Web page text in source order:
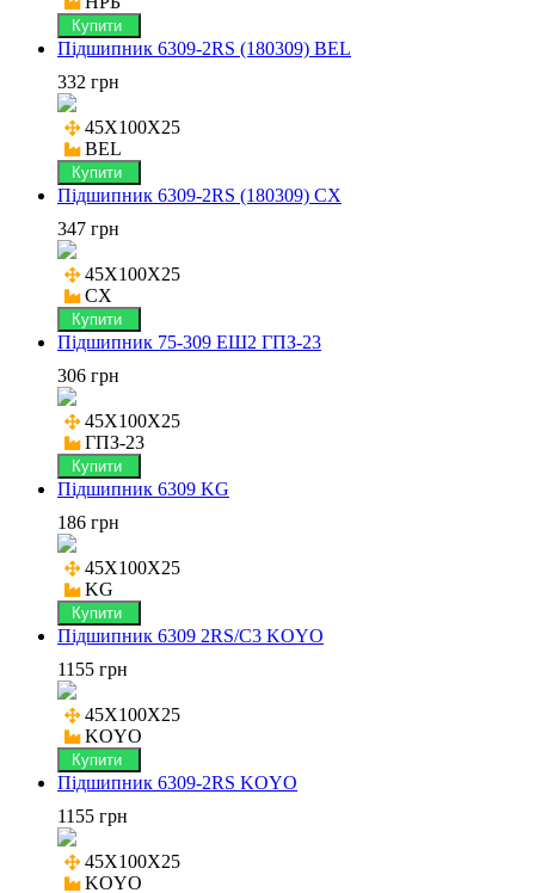
Купити
Підшипник 6309-2RS (180309) BEL
332 грн
45X100X25
BEL
Купити
Підшипник 6309-2RS (180309) CX
347 грн
45X100X25
CX
Купити
Підшипник 75-309 ЕШ2 ГПЗ-23
306 грн
45X100X25
ГПЗ-23
Купити
Підшипник 6309 KG
186 грн
45X100X25
KG
Купити
Підшипник 6309 2RS/C3 KOYO
1155 грн
45X100X25
KOYO
Купити
Підшипник 6309-2RS KOYO
1155 грн
45X100X25
KOYO